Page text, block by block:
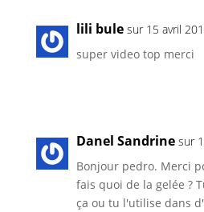
lili bule sur 15 avril
super video top merci
Danel Sandrine sur
Bonjour pedro. Merci
fais quoi de la gelée ?
ça ou tu l'utilise dans